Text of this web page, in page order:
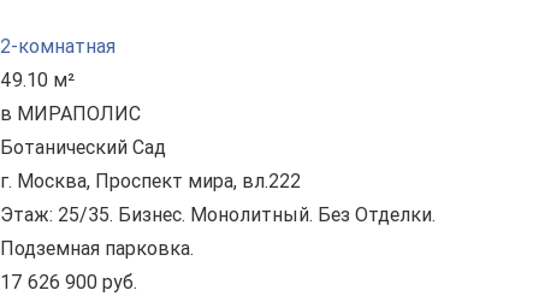
2-комнатная
49.10 м²
в МИРАПОЛИС
Ботанический Сад
г. Москва, Проспект мира, вл.222
Этаж: 25/35. Бизнес. Монолитный. Без Отделки.
Подземная парковка.
17 626 900 руб.